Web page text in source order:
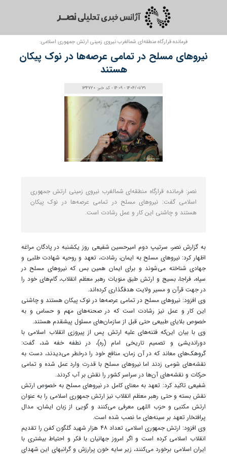
فرمانده قرارگاه منطقه‌ای شمالغرب نیروی زمینی ارتش جمهوری اسلامی:
نیروهای مسلح در تمامی عرصه‌ها در نوک پیکان
هستند
1404/01/31 - 14:09 - کد خبر: 134720
نصر: فرمانده قرارگاه منطقه‌ای شمالغرب نیروی زمینی ارتش جمهوری
اسلامی گفت: نیروهای مسلح در تمامی عرصه‌ها در نوک پیکان
هستند و چاشنی این کار و عمل رشادت است.
به گزارش نصر، سرتیپ دوم امیرحسین شفیعی روز یکشنبه در پادگان مراغه
اظهار کرد: نیروهای مسلح به ایمان، رشادت، تعهد و روحیه شهادت طلبی و
جهادی شناخته می‌شوند و برای ایمان همین بس که نیروهای مسلح در
سپاه، فراجا، بسیج و ارتش طبق منویات رهبر معظم انقلاب، گام‌های خود را
در جهت قرآن و مسیر ولایت هدفگذاری کرده‌اند.
وی افزود: نیروهای مسلح در تمامی عرصه‌ها در نوک پیکان هستند و چاشنی
این کار و عمل نیز رشادت است که در صحنه‌های مهم و حساس و به
خصوص بلایای طبیعی حتی قبل از سازمان‌های مسئول پیشقدم هستند.
وی با بیان این‌که فتنه‌های علیه ارتش پس از پیروزی انقلاب اسلامی با
دوراندیشی و تصمیم تاریخی امام (ره)، در نطفه خفه شد، گفت:
گروهک‌های معاند که در آن زمان، منافع خود را درخطر می‌دیدند، دست به
نقشه‌های شومی زدند اما نیروهای مسلح با قدرت وارد عمل شده و تمامی
حرکات و نقشه‌های آن‌ها در سراسر کشور را نقش بر آب کردند.
شفیعی تاکید کرد: تعهد به معنای کامل در نیروهای مسلح به خصوص ارتش
نقش بسته و حتی رهبر معظم انقلاب نیز ارتش جمهوری اسلامی را به عنوان
ارتش مکتبی و حزب اللهی معرفی می‌کنند و گویی از زبان ایشان، مدال
پرافتخار تعهد بر سینه‌های ما نصب شده است.
وی افزود: ارتش جمهوری اسلامی تعداد ۴۸ هزار شهید گلگون کفن را تقدیم
انقلاب اسلامی کرده است و اگر امروز جهانیان با فکر و احتیاط بیشتری با
ایران اسلامی برخورد می‌کنند، زیر سایه خون پرارزش و گرانبهای این شهدای